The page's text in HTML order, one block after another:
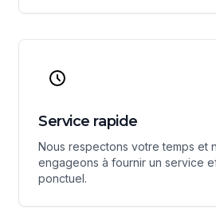
Service rapide
Nous respectons votre temps et
engageons à fournir un service
ponctuel.